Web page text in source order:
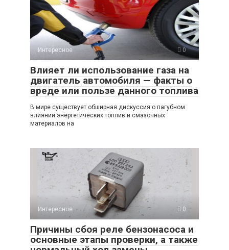
Интересное 0
Влияет ли использование газа на
двигатель автомобиля — факты о
вреде или пользе данного топлива
В мире существует обширная дискуссия о пагубном
влиянии энергетических топлив и смазочных
материалов на
Интересное 0
Причины сбоя реле бензонасоса и
основные этапы проверки, а также